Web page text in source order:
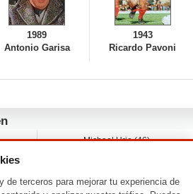
1989
Antonio Garisa
1943
Ricardo Pavoni
Michael Urie (46)
Jimmy Jean-Louis (58)
Ken Baumann (37)
de terceros para mejorar tu experiencia de